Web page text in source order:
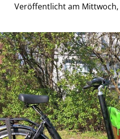
Veröffentlicht am Mittwoch,